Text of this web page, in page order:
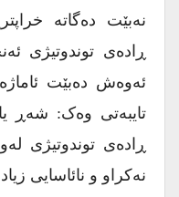
نەبێت دەگاتە
ڕادەی توندوتیژی
ئەوەش دەبێت
تایبەتی وەک: شەڕ
ڕادەی توندوتیژی
نەکراو و نائاسایی